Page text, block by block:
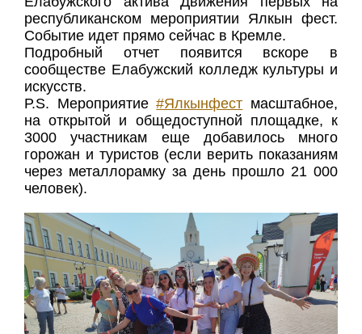
республиканском мероприятии Ялкын фест.
Событие идет прямо сейчас в Кремле.
Подробный отчет появится вскоре в
сообществе Елабужский колледж культуры и
искусств.
Р.S. Мероприятие#Ялкынфест масштабное,
на открытой и общедоступной площадке, к
3000 участникам еще добавилось много
горожан и туристов (если верить показаниям
через металлорамку за день прошло 21 000
человек).